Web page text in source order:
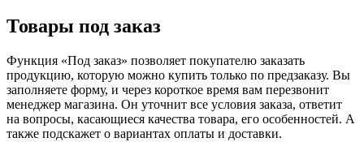
Товары под заказ
Функция «Под заказ» позволяет покупателю заказать
продукцию, которую можно купить только по предзаказу. Вы
заполняете форму, и через короткое время вам перезвонит
менеджер магазина. Он уточнит все условия заказа, ответит
на вопросы, касающиеся качества товара, его особенностей. А
также подскажет о вариантах оплаты и доставки.